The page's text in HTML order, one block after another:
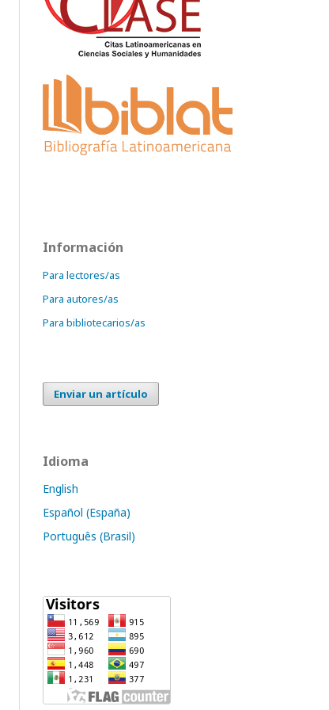
Información
Para lectores/as
Para autores/as
Para bibliotecarios/as
Enviar un artículo
Idioma
English
Español (España)
Português (Brasil)